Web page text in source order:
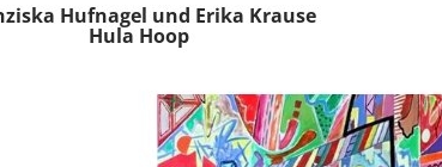
Hufnagel und Erika Krause
Hula Hoop